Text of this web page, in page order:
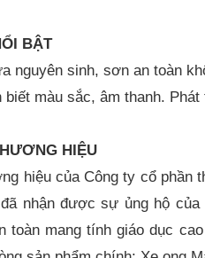
BẬT
nguyên sinh, sơn an toàn
biết màu sắc, âm thanh.
HIỆU
hiệu của Công ty cổ phần
nhận được sự ủng hộ
toàn mang tính giáo dục